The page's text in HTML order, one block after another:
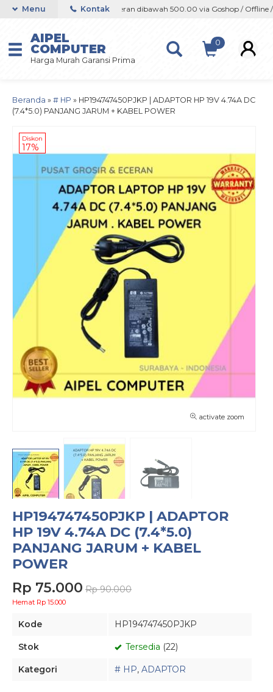
/ Marketplace Orderan dibawah 500.00 via Goshop / Offline /
Menu Kontak
AIPEL
COMPUTER
Harga Murah Garansi Prima
0
Beranda » # HP » HP194747450PJKP | ADAPTOR HP 19V 4.74A DC
(7.4*5.0) PANJANG JARUM + KABEL POWER
activate zoom
Diskon
17%
HP194747450PJKP | ADAPTOR
HP 19V 4.74A DC (7.4*5.0)
PANJANG JARUM + KABEL
POWER
Rp 75.000 Rp 90.000
Hemat Rp 15.000
Kode HP194747450PJKP
Stok Tersedia (22)
Kategori # HP, ADAPTOR